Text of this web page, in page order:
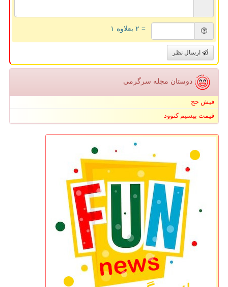
= ۲ بعلاوه ۱
ارسال نظر
دوستان مجله سرگرمی
فیش حج
قیمت بیسیم کنوود